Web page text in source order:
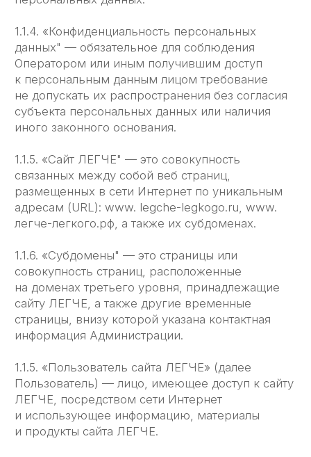
и использующее информацию, материалы
1.1.7. «Cookies" — небольшой фрагмент данных,
отправленный веб-сервером и хранимый
на компьютере пользователя, который веб-
веб-серверу в HTTP- запросе при попытке
открыть страницу соответствующего сайта.
1.1.8. «IP-адрес" — уникальный сетевой адрес
узла в компьютерной сети, через который
2. Общие положения
2.1. Использование сайта ЛЕГЧЕ Пользователем
означает согласие с настоящей Политикой
конфиденциальности и условиями обработки
персональных данных
2.2. В случае несогласия с условиями Политики
конфиденциальности Пользователь должен
прекратить использование сайта ЛЕГЧЕ.
2.3. Настоящая Политика конфиденциальности
применяется к сайту ЛЕГЧЕ. Сайт ЛЕГЧЕ
не контролирует и не несет ответственность
за сайты третьих лиц, на которые Пользователь
2.4. Администрация не проверяет
достоверность персональных данных,
предоставляемых Пользователем.
3. Предмет политики конфиденциальности